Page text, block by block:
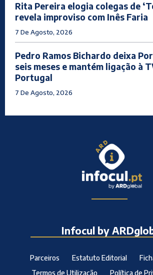
Rita Pereira elogia colegas de
revela improviso com Inês Faria
7 De Agosto, 2026
Pedro Ramos Bichardo deixa
seis meses e mantém ligação à
Portugal
7 De Agosto, 2026
Infocul by
Parceiros Estatuto Editorial
Termos de Utilização
Política de